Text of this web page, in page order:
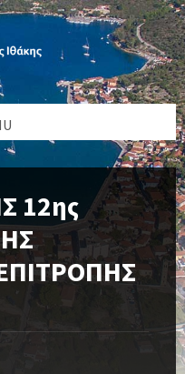
12ης